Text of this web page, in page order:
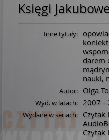
Księgi Jakubowe
Inne tytuły:
darem
nauki,
Autor: Olga
Wyd. w latach: 2007 -
Wydane w seriach:
Czytak
Czytak